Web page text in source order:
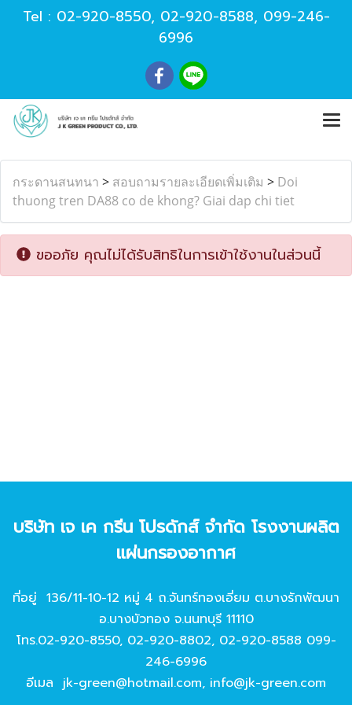
Tel : 02-920-8550, 02-920-8588, 099-246-
6996
กระดานสนทนา > สอบถามรายละเอียดเพิ่มเติม > Doi
thuong tren DA88 co de khong? Giai dap chi tiet
ขออภัย คุณไม่ได้รับสิทธิในการเข้าใช้งานในส่วนนี้
บริษัท เจ เค กรีน โปรดักส์ จํากัด โรงงานผลิต
แผ่นกรองอากาศ
ที่อยู่ 136/11-10-12 หมู่ 4 ถ.จันทร์ทองเอี่ยม ต.บางรักพัฒนา
อ.บางบัวทอง จ.นนทบุรี 11110
โทร.02-920-8550, 02-920-8802, 02-920-8588 099-
246-6996
อีเมล jk-green@hotmail.com, info@jk-green.com